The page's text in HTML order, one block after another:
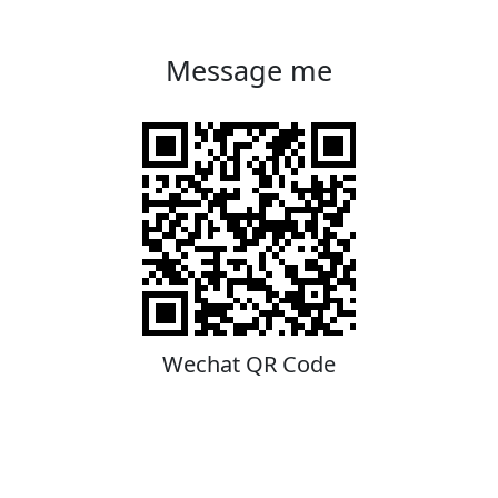
Message me
Wechat QR Code